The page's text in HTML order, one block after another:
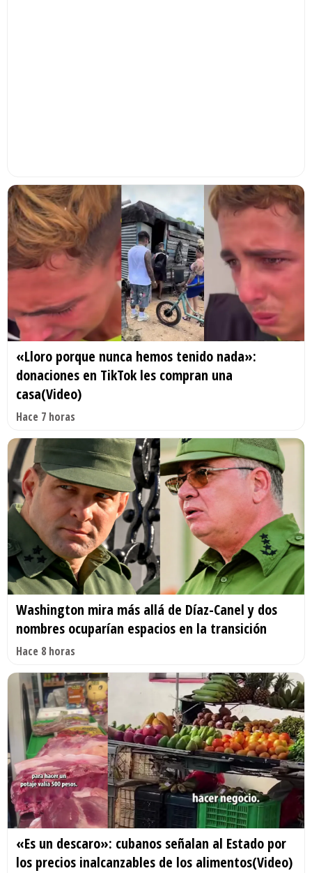
«Lloro porque nunca hemos tenido nada»:
donaciones en TikTok les compran una
casa(Video)
Hace 7 horas
Washington mira más allá de Díaz-Canel y dos
nombres ocuparían espacios en la transición
Hace 8 horas
«Es un descaro»: cubanos señalan al Estado por
los precios inalcanzables de los alimentos(Video)